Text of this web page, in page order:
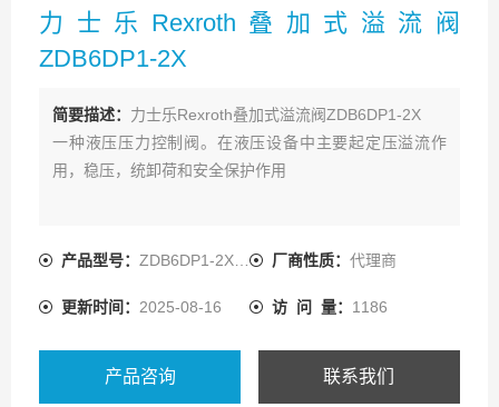
力士乐Rexroth叠加式溢流阀
ZDB6DP1-2X
简要描述： 力士乐Rexroth叠加式溢流阀ZDB6DP1-2X
一种液压压力控制阀。在液压设备中主要起定压溢流作
用，稳压，统卸荷和安全保护作用
产品型号： ZDB6DP1-2X/200 厂商性质： 代理商
更新时间： 2025-08-16 访 问 量： 1186
产品咨询 联系我们